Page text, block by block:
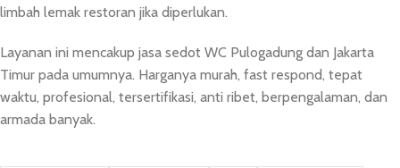
limbah lemak restoran jika diperlukan.
Layanan ini mencakup jasa sedot WC Pulogadung dan Jakarta
Timur pada umumnya. Harganya murah, fast respond, tepat
waktu, profesional, tersertifikasi, anti ribet, berpengalaman, dan
armada banyak.